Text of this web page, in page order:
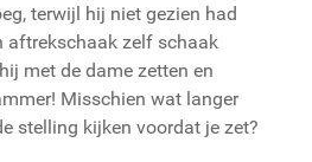
terwijl hij niet gezien had
aftrekschaak zelf schaak
met de dame zetten en
Misschien wat langer
stelling kijken voordat je zet?